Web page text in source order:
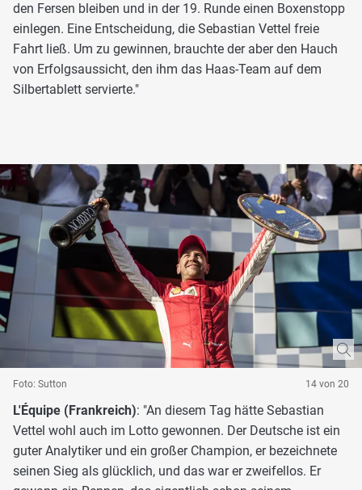
den Fersen bleiben und in der 19. Runde einen Boxenstopp
einlegen. Eine Entscheidung, die Sebastian Vettel freie
Fahrt ließ. Um zu gewinnen, brauchte der aber den Hauch
von Erfolgsaussicht, den ihm das Haas-Team auf dem
Silbertablett servierte."
Foto: Sutton 14 von 20
L'Équipe (Frankreich): "An diesem Tag hätte Sebastian
Vettel wohl auch im Lotto gewonnen. Der Deutsche ist ein
guter Analytiker und ein großer Champion, er bezeichnete
seinen Sieg als glücklich, und das war er zweifellos. Er